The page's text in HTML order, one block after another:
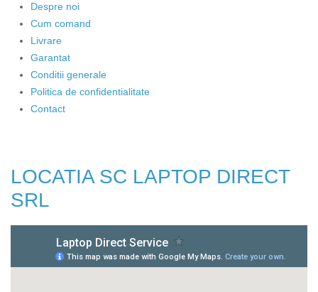
Despre noi
Cum comand
Livrare
Garantat
Conditii generale
Politica de confidentialitate
Contact
LOCATIA SC LAPTOP DIRECT
SRL